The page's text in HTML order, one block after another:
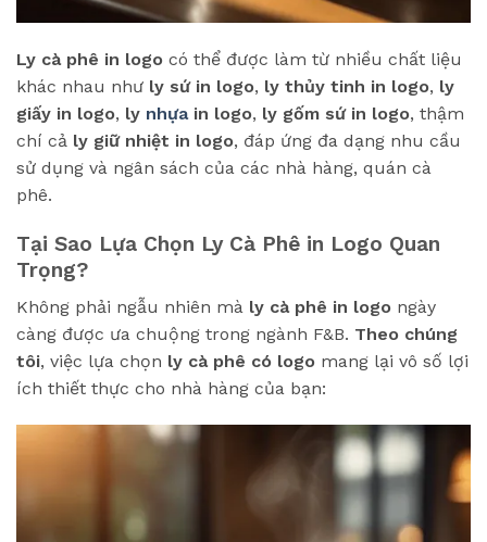
Ly cà phê in logo có thể được làm từ nhiều chất liệu
khác nhau như ly sứ in logo, ly thủy tinh in logo, ly
giấy in logo, ly nhựain logo, ly gốm sứ in logo, thậm
chí cả ly giữ nhiệt in logo, đáp ứng đa dạng nhu cầu
sử dụng và ngân sách của các nhà hàng, quán cà
phê.
Tại Sao Lựa Chọn Ly Cà Phê in Logo Quan
Trọng?
Không phải ngẫu nhiên mà ly cà phê in logo ngày
càng được ưa chuộng trong ngành F&B. Theo chúng
tôi, việc lựa chọn ly cà phê có logo mang lại vô số lợi
ích thiết thực cho nhà hàng của bạn: